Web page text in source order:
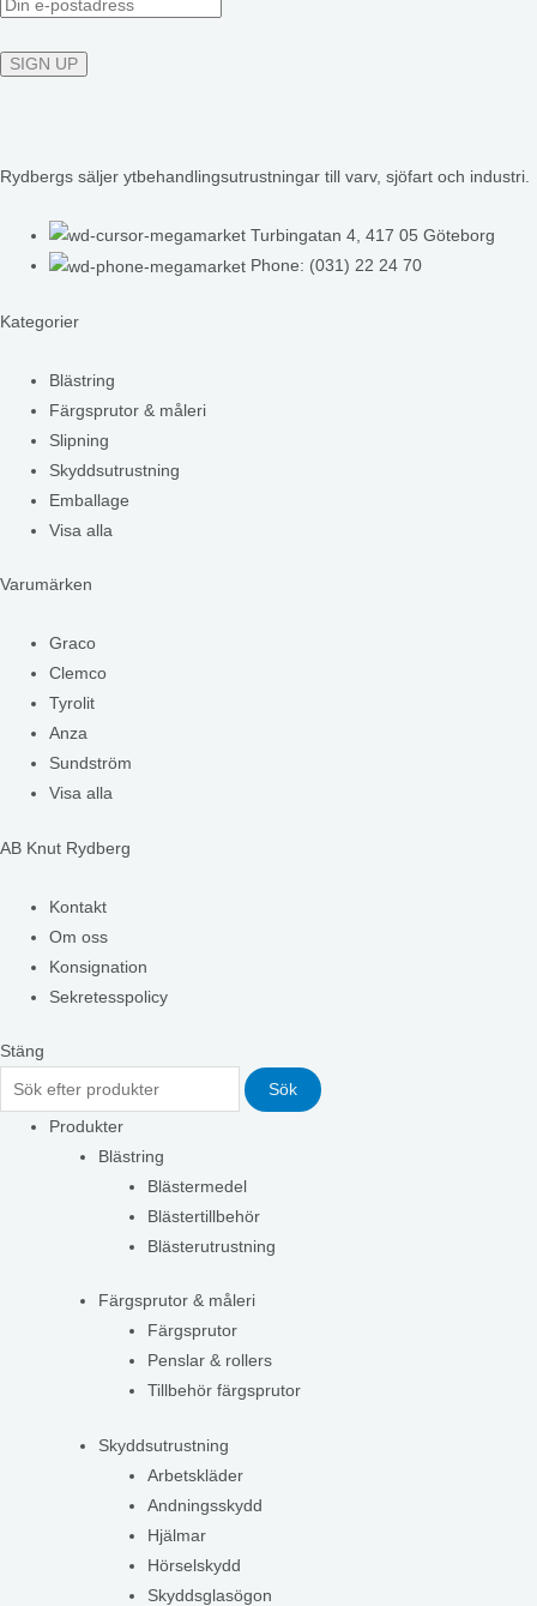
Rydbergs säljer ytbehandlingsutrustningar till varv, sjöfart och industri.
Turbingatan 4, 417 05 Göteborg
Phone: (031) 22 24 70
Kategorier
Blästring
Färgsprutor & måleri
Slipning
Skyddsutrustning
Emballage
Visa alla
Varumärken
Graco
Clemco
Tyrolit
Anza
Sundström
Visa alla
AB Knut Rydberg
Kontakt
Om oss
Konsignation
Sekretesspolicy
Stäng
Sök
Produkter
Blästring
Blästermedel
Blästertillbehör
Blästerutrustning
Färgsprutor & måleri
Färgsprutor
Penslar & rollers
Tillbehör färgsprutor
Skyddsutrustning
Arbetskläder
Andningsskydd
Hjälmar
Hörselskydd
Skyddsglasögon